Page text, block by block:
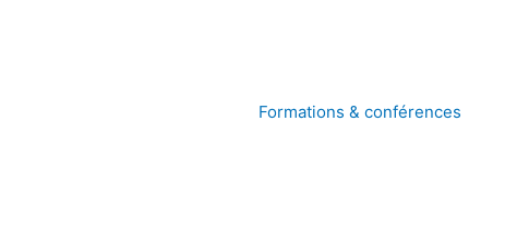
Formations & conférences